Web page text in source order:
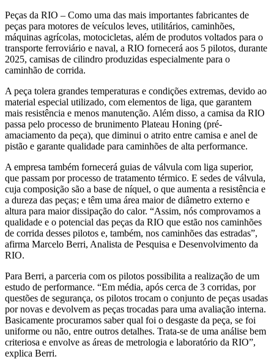
Peças da RIO – Como uma das mais importantes fabricantes de
peças para motores de veículos leves, utilitários, caminhões,
máquinas agrícolas, motocicletas, além de produtos voltados para o
transporte ferroviário e naval, a RIO fornecerá aos 5 pilotos, durante
2025, camisas de cilindro produzidas especialmente para o
caminhão de corrida.
A peça tolera grandes temperaturas e condições extremas, devido ao
material especial utilizado, com elementos de liga, que garantem
mais resistência e menos manutenção. Além disso, a camisa da RIO
passa pelo processo de brunimento Plateau Honing (pré-
amaciamento da peça), que diminui o atrito entre camisa e anel de
pistão e garante qualidade para caminhões de alta performance.
A empresa também fornecerá guias de válvula com liga superior,
que passam por processo de tratamento térmico. E sedes de válvula,
cuja composição são a base de níquel, o que aumenta a resistência e
a dureza das peças; e têm uma área maior de diâmetro externo e
altura para maior dissipação do calor. “Assim, nós comprovamos a
qualidade e o potencial das peças da RIO que estão nos caminhões
de corrida desses pilotos e, também, nos caminhões das estradas”,
afirma Marcelo Berri, Analista de Pesquisa e Desenvolvimento da
RIO.
Para Berri, a parceria com os pilotos possibilita a realização de um
estudo de performance. “Em média, após cerca de 3 corridas, por
questões de segurança, os pilotos trocam o conjunto de peças usadas
por novas e devolvem as peças trocadas para uma avaliação interna.
Basicamente procuramos saber qual foi o desgaste da peça, se foi
uniforme ou não, entre outros detalhes. Trata-se de uma análise bem
criteriosa e envolve as áreas de metrologia e laboratório da RIO”,
explica Berri.